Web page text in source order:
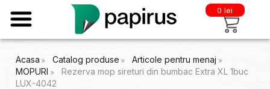
0 lei
Acasa Catalog produse
Articole pentru menaj
MOPURI
Rezerva mop sireturi din bumbac Extra XL 1buc
LUX-4042